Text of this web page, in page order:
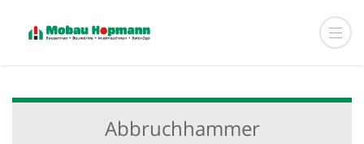
Abbruchhammer